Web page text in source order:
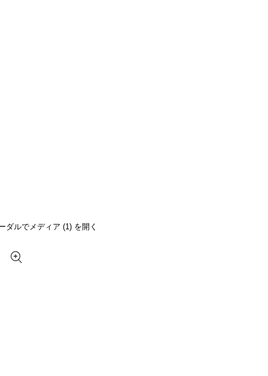
ダルでメディア (1) を開く